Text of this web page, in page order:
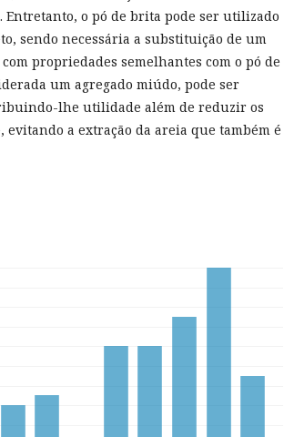
Entretanto, o pó de brita pode ser utilizado
sendo necessária a substituição de um
propriedades semelhantes com o pó de
um agregado miúdo, pode ser
lhe utilidade além de reduzir os
evitando a extração da areia que também é